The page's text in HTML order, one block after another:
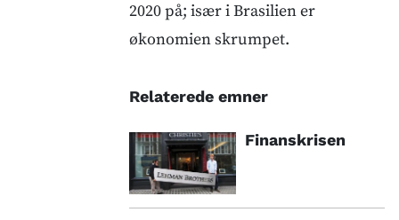
2020 på; især i Brasilien er
økonomien skrumpet.
Relaterede emner
Finanskrisen